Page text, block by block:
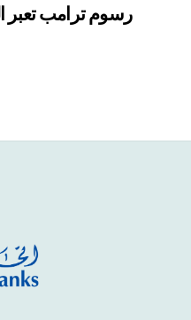
رسوم ترامب تعبر